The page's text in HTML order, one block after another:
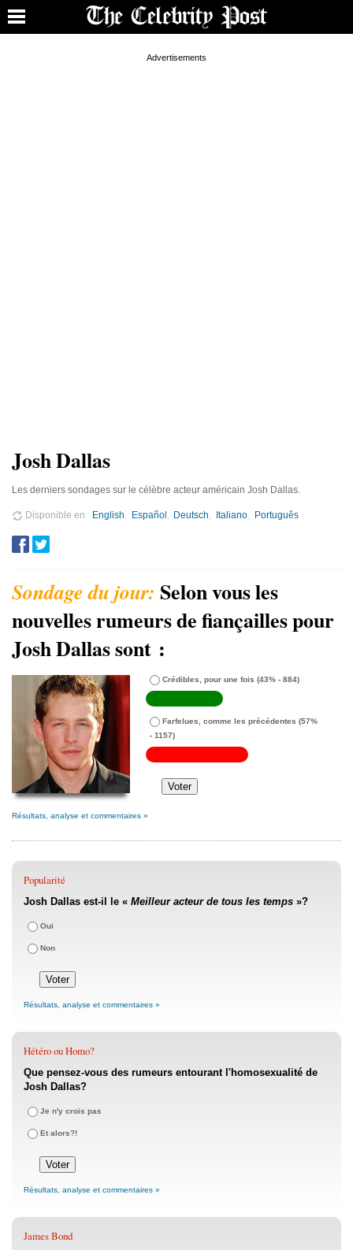
Josh Dallas
Les derniers sondages sur le célèbre acteur américain Josh Dallas.
Disponible en English Español Deutsch Italiano Português
Selon vous les
nouvelles rumeurs de fiançailles pour
Josh Dallas sont :
Crédibles, pour une fois (43% - 884)
Farfelues, comme les précédentes (57%
- 1157)
Résultats, analyse et commentaires »
Popularité
Josh Dallas est-il le « Meilleur acteur de tous les temps »?
Oui
Non
Résultats, analyse et commentaires »
Hétéro ou Homo?
Que pensez-vous des rumeurs entourant l'homosexualité de
Josh Dallas?
Je n'y crois pas
Et alors?!
Résultats, analyse et commentaires »
James Bond